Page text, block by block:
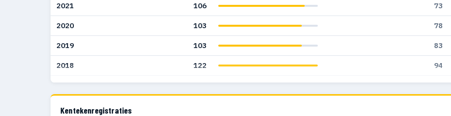
2021 106 73
2020 103 78
2019 103 83
2018 122 94
2017 116 90
Kentekenregistraties